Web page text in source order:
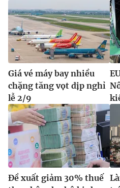
® Cấm sao chép dưới mọi hình
thuận bằng văn bản. Ghi rõ
thông tin từ website này.
Giá vé máy bay nhiều
chặng tăng vọt dịp nghỉ
lễ 2/9
Đề xuất giảm 30% thuế